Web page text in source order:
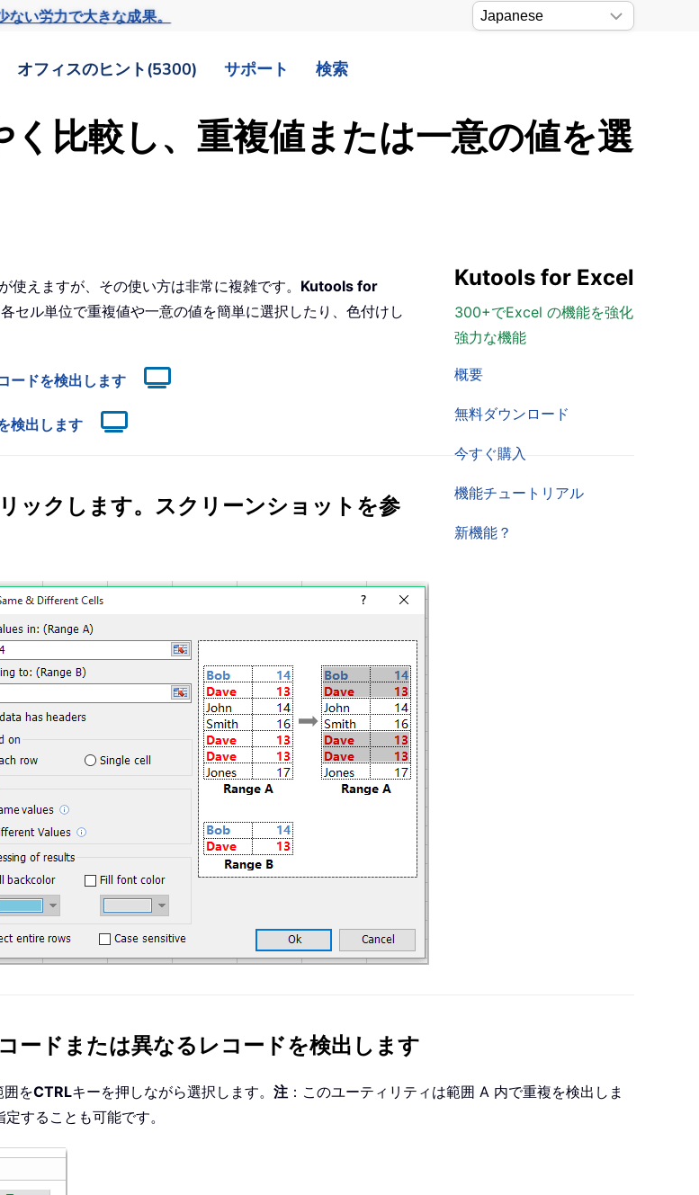
ない労力で大きな成果。
オフィスのヒント(5300) サポート 検索
比較し、重複値または一意の値を選
Kutools for Excel
300+でExcel の機能を強化
強力な機能
概要
無料ダウンロード
今すぐ購入
機能チュートリアル
新機能？
えますが、その使い方は非常に複雑です。 Kutools for
セル単位で重複値や一意の値を簡単に選択したり、色付けし
ードを検出します
検出します
ックします。スクリーンショットを参
ードまたは異なるレコードを検出します
囲をCTRLキーを押しながら選択します。 注 ：このユーティリティは範囲 A 内で重複を検出しま
することも可能です。